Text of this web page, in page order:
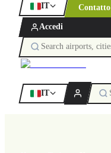
IT Contatto
Accedi
IT